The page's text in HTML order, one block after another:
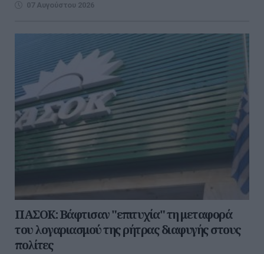
07 Αυγούστου 2026
ΠΑΣΟΚ: Βάφτισαν "επιτυχία" τη μεταφορά
του λογαριασμού της ρήτρας διαφυγής στους
πολίτες